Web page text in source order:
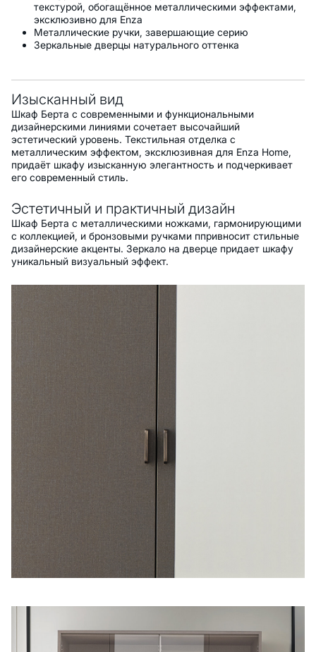
текстурой, обогащённое металлическими эффектами,
эксклюзивно для Enza
Металлические ручки, завершающие серию
Зеркальные дверцы натурального оттенка
Изысканный вид
Шкаф Берта с современными и функциональными
дизайнерскими линиями сочетает высочайший
эстетический уровень. Текстильная отделка с
металлическим эффектом, эксклюзивная для Enza Home,
придаёт шкафу изысканную элегантность и подчеркивает
его современный стиль.
Эстетичный и практичный дизайн
Шкаф Берта с металлическими ножками, гармонирующими
с коллекцией, и бронзовыми ручками ппривносит стильные
дизайнерские акценты. Зеркало на дверце придает шкафу
уникальный визуальный эффект.